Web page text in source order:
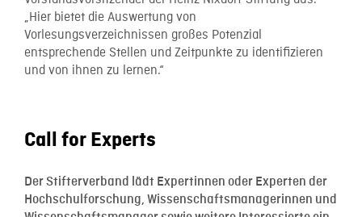
„Hier bietet die Auswertung von
Vorlesungsverzeichnissen großes Potenzial
entsprechende Stellen und Zeitpunkte zu identifizieren
und von ihnen zu lernen.“
Call for Experts
Der Stifterverband lädt Expertinnen oder Experten der
Hochschulforschung, Wissenschaftsmanagerinnen und